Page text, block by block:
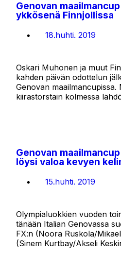
Genovan
ykkösenä Finnjollissa
18.huhti. 2019
Oskari Muhonen ja muut
kahden päivän odottelun
Genovan
kiirastorstain kolmessa
Genovan
löysi valoa kevyen
15.huhti. 2019
Olympialuokkien vuoden
tänään Italian Genovassa
FX:n (Noora Ruskola/
(Sinem Kurtbay/Akseli